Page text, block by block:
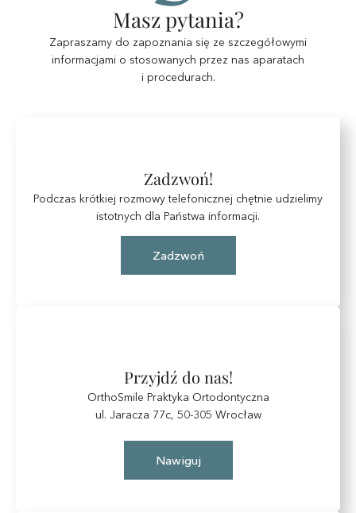
Masz pytania?
Zapraszamy do zapoznania się ze szczegółowymi
informacjami o stosowanych przez nas aparatach
i procedurach.
Zadzwoń!
Podczas krótkiej rozmowy telefonicznej chętnie udzielimy
istotnych dla Państwa informacji.
Zadzwoń
Przyjdź do nas!
OrthoSmile Praktyka Ortodontyczna
ul. Jaracza 77c, 50-305 Wrocław
Nawiguj